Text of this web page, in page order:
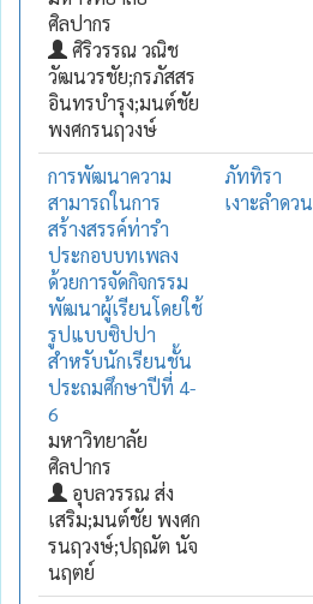
ศิลปากร
ศิริวรรณ วณิช
วัฒนวรชัย;กรภัสสร
อินทรบำรุง;มนต์ชัย
พงศกรนฤวงษ์
การพัฒนาความ
สามารถในการ
สร้างสรรค์ท่ารำ
ประกอบบทเพลง
ด้วยการจัดกิจกรรม
พัฒนาผู้เรียนโดยใช้
รูปแบบซิปปา
สำหรับนักเรียนชั้น
ประถมศึกษาปีที่ 4-
6
มหาวิทยาลัย
ศิลปากร
อุบลวรรณ ส่ง
เสริม;มนต์ชัย พงศก
รนฤวงษ์;ปฤณัต นัจ
นฤตย์
ภัททิรา
เงาะลำดวน